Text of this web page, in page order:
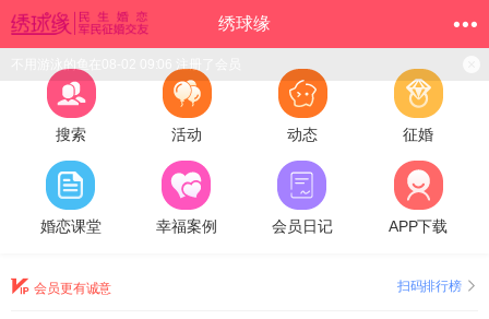
绣球缘
搜索 活动 动态 征婚
婚恋课堂 幸福案例 会员日记 APP下载
会员更有诚意 扫码排行榜